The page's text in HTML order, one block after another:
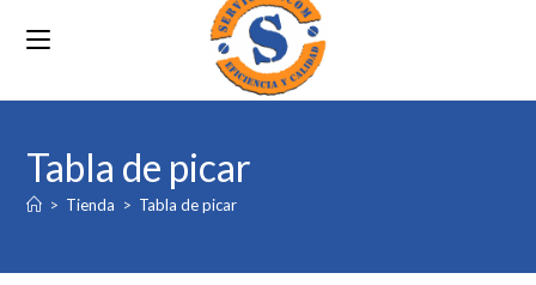
Tabla de picar
> Tienda > Tabla de picar